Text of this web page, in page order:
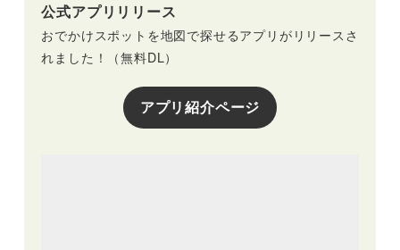
公式アプリリリース
おでかけスポットを地図で探せるアプリがリリースさ
れました！（無料DL）
アプリ紹介ページ